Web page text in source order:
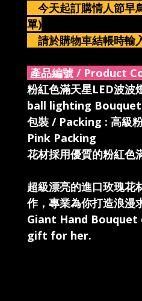
今天起訂購情人節早
單)
請於購物車結帳時輸
產品編號 / Product
粉紅色滿天星LED波
ball lighting Bouquet
包裝 / Packing : 高級
Pink Packing
花材採用優質的粉紅色
超級漂亮的進口玫瑰花
作，專業為你打造浪漫
Giant Hand Bouquet
gift for her.